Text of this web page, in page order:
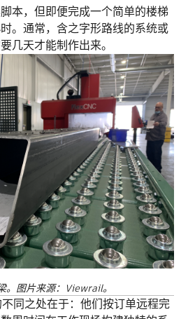
本，但即便完成一个简单的楼梯
。通常，含之字形路线的系统或
几天才能制作出来。
。图片来源：Viewrail。
同之处在于：他们按订单远程完